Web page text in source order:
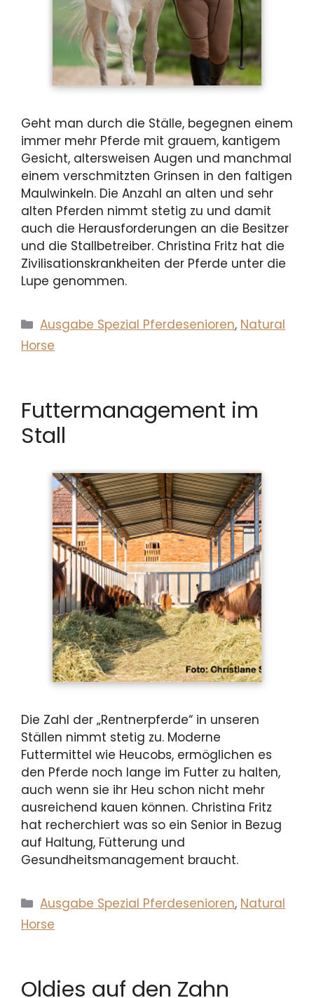
Geht man durch die Ställe, begegnen einem
immer mehr Pferde mit grauem, kantigem
Gesicht, altersweisen Augen und manchmal
einem verschmitzten Grinsen in den faltigen
Maulwinkeln. Die Anzahl an alten und sehr
alten Pferden nimmt stetig zu und damit
auch die Herausforderungen an die Besitzer
und die Stallbetreiber. Christina Fritz hat die
Zivilisationskrankheiten der Pferde unter die
Lupe genommen.
Kategorien
Ausgabe Spezial Pferdesenioren, Natural
Horse
Futtermanagement im
Stall
Die Zahl der „Rentnerpferde“ in unseren
Ställen nimmt stetig zu. Moderne
Futtermittel wie Heucobs, ermöglichen es
den Pferde noch lange im Futter zu halten,
auch wenn sie ihr Heu schon nicht mehr
ausreichend kauen können. Christina Fritz
hat recherchiert was so ein Senior in Bezug
auf Haltung, Fütterung und
Gesundheitsmanagement braucht.
Kategorien
Ausgabe Spezial Pferdesenioren, Natural
Horse
Oldies auf den Zahn